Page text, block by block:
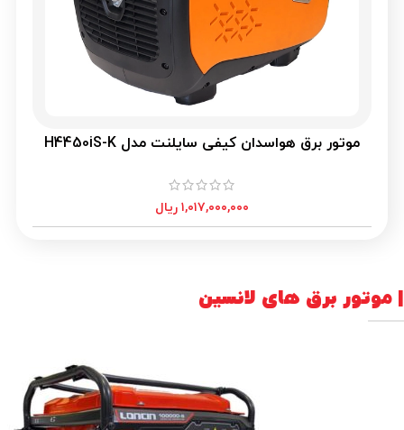
موتور برق هواسدان کیفی سایلنت مدل H4450iS-K
۱,۰۱۷,۰۰۰,۰۰۰ ریال
| موتور برق های لانسین